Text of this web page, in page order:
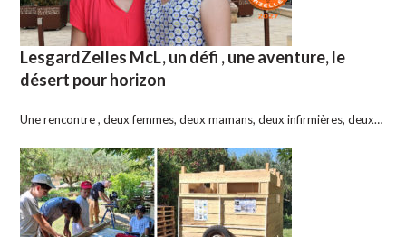
LesgardZelles McL, un défi , une aventure, le
désert pour horizon
Une rencontre , deux femmes, deux mamans, deux infirmières, deux…